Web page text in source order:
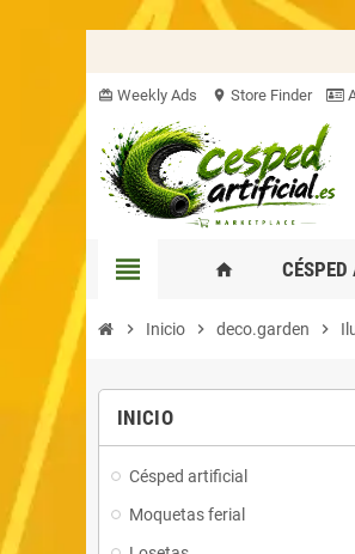
card_giftcard Weekly Ads location_on Store Finder
view_headline home
chevron_right Inicio chevron_right deco.garden chevron_right
INICIO
Césped artificial
Moquetas ferial